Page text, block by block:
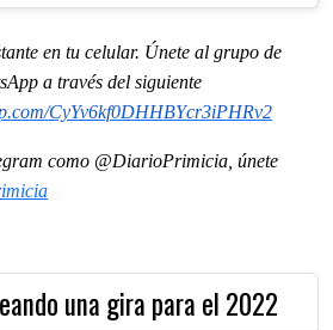
en tu celular. Únete al grupo de
a través del siguiente
CyYv6kf0DHHBYcr3iPHRv2
como @DiarioPrimicia, únete
una gira para el 2022